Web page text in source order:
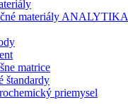
materiály ANALYTIKA
matrice
štandardy
priemysel